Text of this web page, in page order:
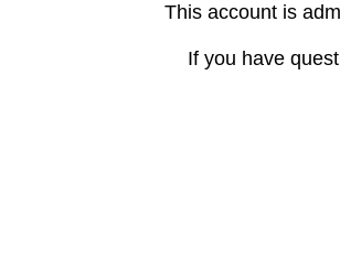
This account is
If you have